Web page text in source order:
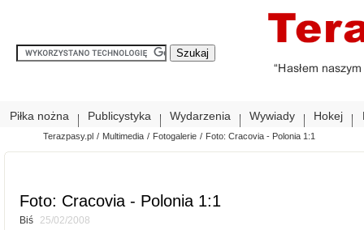
Piłka nożna Publicystyka Wydarzenia Wywiady Hokej
Terazpasy.pl / Multimedia / Fotogalerie / Foto: Cracovia - Polonia 1:1
Foto: Cracovia - Polonia 1:1
Biś 25/02/2008